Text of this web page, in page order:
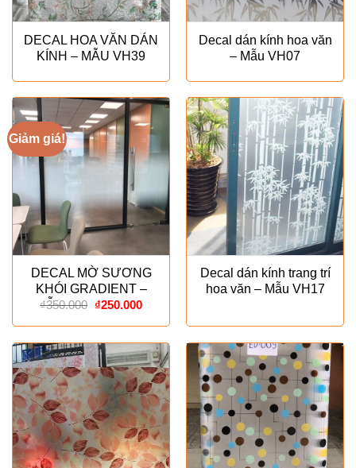
DECAL HOA VĂN DÁN
KÍNH – MẪU VH39
Decal dán kính hoa văn
– Mẫu VH07
Giảm giá!
DECAL MỜ SƯƠNG
KHÓI GRADIENT –
MẪU ESPECIALLY
₫350.000 Giá
là:
₫350.000.
₫250.000Giá
tại
là:
₫250.000.
Decal dán kính trang trí
hoa văn – Mẫu VH17